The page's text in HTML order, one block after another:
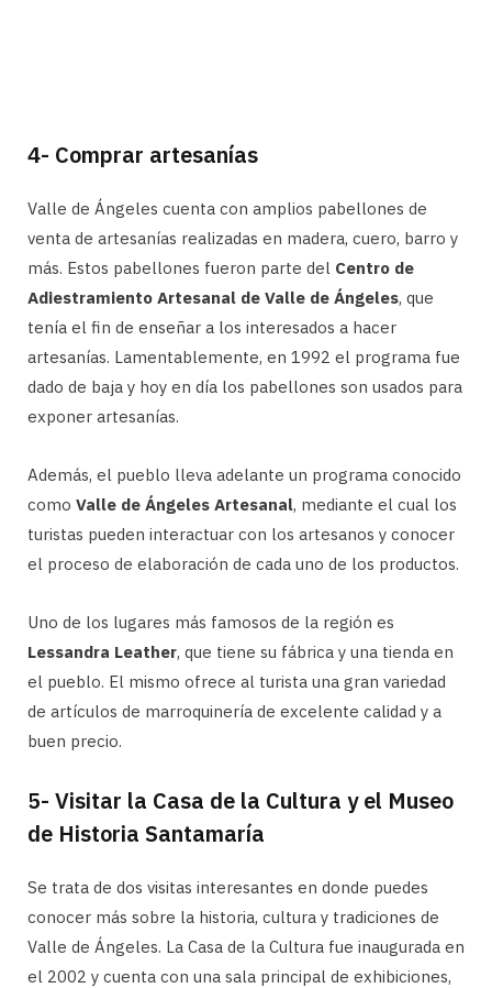
4- Comprar artesanías
Valle de Ángeles cuenta con amplios pabellones de
venta de artesanías realizadas en madera, cuero, barro y
más. Estos pabellones fueron parte del Centro de
Adiestramiento Artesanal de Valle de Ángeles, que
tenía el fin de enseñar a los interesados a hacer
artesanías. Lamentablemente, en 1992 el programa fue
dado de baja y hoy en día los pabellones son usados para
exponer artesanías.
Además, el pueblo lleva adelante un programa conocido
como Valle de Ángeles Artesanal, mediante el cual los
turistas pueden interactuar con los artesanos y conocer
el proceso de elaboración de cada uno de los productos.
Uno de los lugares más famosos de la región es
Lessandra Leather, que tiene su fábrica y una tienda en
el pueblo. El mismo ofrece al turista una gran variedad
de artículos de marroquinería de excelente calidad y a
buen precio.
5- Visitar la Casa de la Cultura y el Museo
de Historia Santamaría
Se trata de dos visitas interesantes en donde puedes
conocer más sobre la historia, cultura y tradiciones de
Valle de Ángeles. La Casa de la Cultura fue inaugurada en
el 2002 y cuenta con una sala principal de exhibiciones,